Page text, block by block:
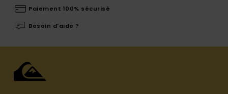
Paiement 100% sécurisé
Besoin d'aide ?